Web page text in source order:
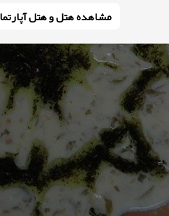
مشاهده هتل و هتل‌